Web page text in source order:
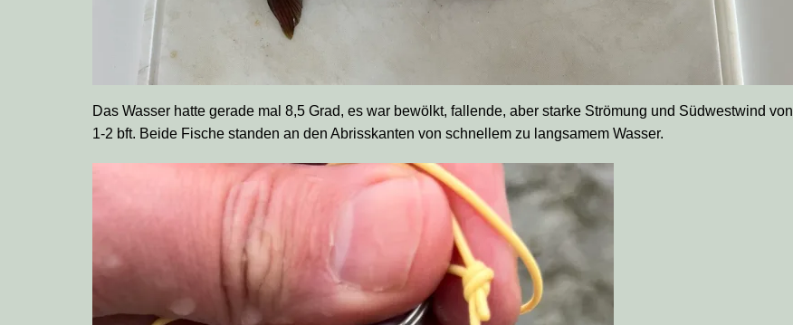
Das Wasser hatte gerade mal 8,5 Grad, es war bewölkt, fallende, aber starke Strömung und Südwestwind von
1-2 bft. Beide Fische standen an den Abrisskanten von schnellem zu langsamem Wasser.